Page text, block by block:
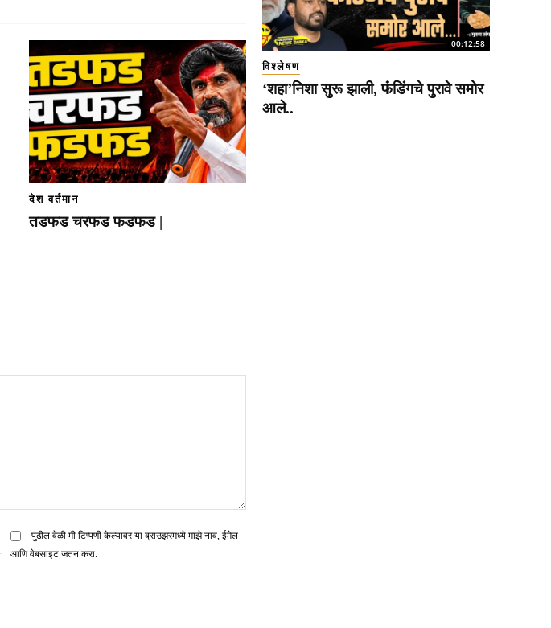
देश वर्तमान
तडफड चरफड फडफड |
मेल*
पुढील वेळी मी टिप्पणी केल्यावर या ब्राउझरमध्ये माझे नाव, ईमेल
आणि वेबसाइट जतन करा.
00:12:58
विश्लेषण
‘शहा’निशा सुरू झाली, फंडिंगचे पुरावे समोर
आले..